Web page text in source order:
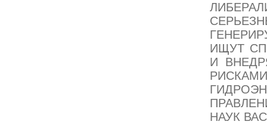
ИЩУТ
И
НАУК